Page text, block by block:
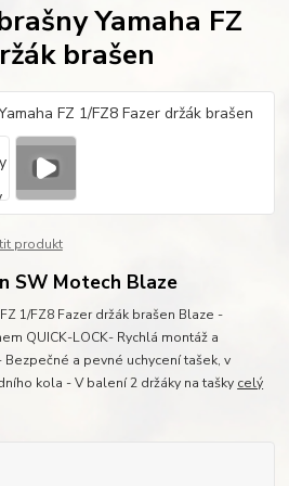
Yamaha FZ
brašen
produkt
SW Motech Blaze
1/FZ8 Fazer držák brašen Blaze -
QUICK-LOCK- Rychlá montáž a
a pevné uchycení tašek, v
kola - V balení 2 držáky na tašky celý